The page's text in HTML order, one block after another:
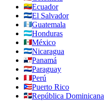
Ecuador
El Salvador
Guatemala
Honduras
México
Nicaragua
Panamá
Paraguay
Perú
Puerto Rico
República Dominicana